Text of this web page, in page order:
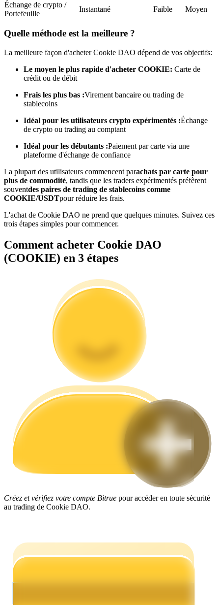
Devenez un trader de copie
Profitez du partage des bénéfices et des commissions de copy
trading
Information
commerciales, etc.
Guide de démarrage des contrats à terme
Échange de crypto /
Portefeuille
Instantané Faible Moyen
Quelle méthode est la meilleure ?
La meilleure façon d'acheter Cookie DAO dépend de vos objectifs:
Le moyen le plus rapide d'acheter COOKIE: Carte de
crédit ou de débit
Frais les plus bas :Virement bancaire ou trading de
stablecoins
Idéal pour les utilisateurs crypto expérimentés :Échange
de crypto ou trading au comptant
Idéal pour les débutants :Paiement par carte via une
plateforme d'échange de confiance
La plupart des utilisateurs commencent parachats par carte pour
plus de commodité, tandis que les traders expérimentés préfèrent
souventdes paires de trading de stablecoins comme
COOKIE/USDTpour réduire les frais.
L'achat de Cookie DAO ne prend que quelques minutes. Suivez ces
trois étapes simples pour commencer.
Comment acheter Cookie DAO
(COOKIE) en 3 étapes
Créez et vérifiez votre compte Bitrue pour accéder en toute sécurité
au trading de Cookie DAO.